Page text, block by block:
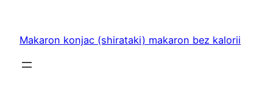
treściMakaron konjac (shirataki) makaron bez kalorii